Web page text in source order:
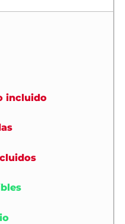
incluido